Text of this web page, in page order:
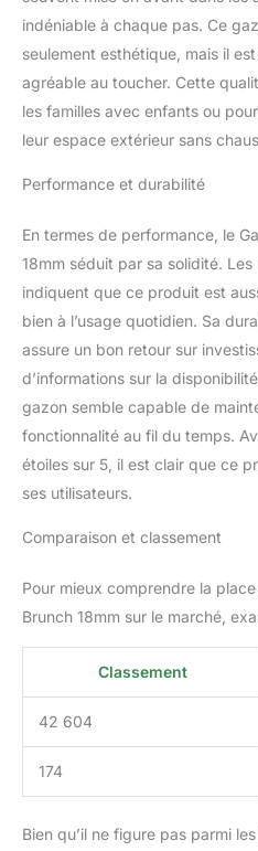
indéniable à chaque pas. Ce
seulement esthétique, mais il
agréable au toucher. Cette
les familles avec enfants ou
leur espace extérieur sans
Performance et durabilité
En termes de performance, le
18mm séduit par sa solidité.
indiquent que ce produit est
bien à l’usage quotidien. Sa
assure un bon retour sur
d’informations sur la
gazon semble capable de
fonctionnalité au fil du temps.
étoiles sur 5, il est clair que ce
ses utilisateurs.
Comparaison et classement
Pour mieux comprendre la
Brunch 18mm sur le marché,
Classement
42 604
174
Bien qu’il ne figure pas parmi